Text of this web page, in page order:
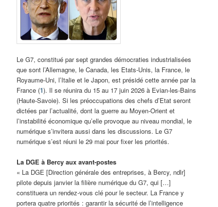
Le G7, constitué par sept grandes démocraties industrialisées
que sont l’Allemagne, le Canada, les Etats-Unis, la France, le
Royaume-Uni, l’Italie et le Japon, est présidé cette année par la
France (1). Il se réunira du 15 au 17 juin 2026 à Evian-les-Bains
(Haute-Savoie). Si les préoccupations des chefs d’Etat seront
dictées par l’actualité, dont la guerre au Moyen-Orient et
l’instabilité économique qu’elle provoque au niveau mondial, le
numérique s’invitera aussi dans les discussions. Le G7
numérique s’est réuni le 29 mai pour fixer les priorités.
La DGE à Bercy aux avant-postes
« La DGE [Direction générale des entreprises, à Bercy, ndlr]
pilote depuis janvier la filière numérique du G7, qui […]
constituera un rendez-vous clé pour le secteur. La France y
portera quatre priorités : garantir la sécurité de l’intelligence